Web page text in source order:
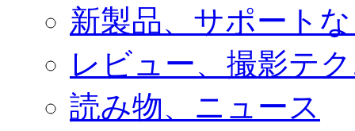
新製品、サポート
レビュー、撮影テ
読み物、ニュース